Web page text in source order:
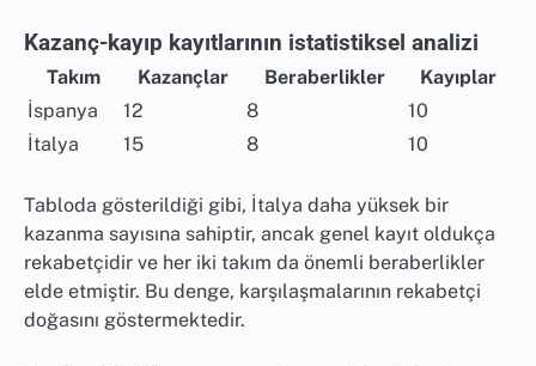
Kazanç-kayıp kayıtlarının istatistiksel analizi
Takım Kazançlar Beraberlikler
Kayıplar
İspanya
12 8
10
İtalya
15 8 10
Tabloda gösterildiği gibi, İtalya daha yüksek bir
kazanma sayısına sahiptir, ancak genel kayıt oldukça
rekabetçidir ve her iki takım da önemli beraberlikler
elde etmiştir. Bu denge, karşılaşmalarının rekabetçi
doğasını göstermektedir.